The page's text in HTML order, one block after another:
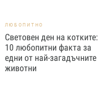
ЛЮБОПИТНО
Световен ден на котките:
10 любопитни факта за
едни от най-загадъчните
животни